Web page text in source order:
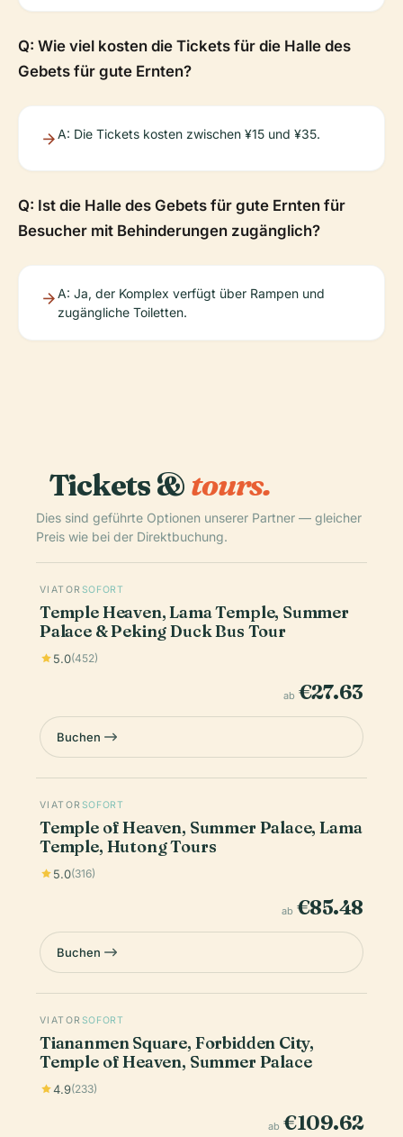
Q: Wie viel kosten die Tickets für die Halle des
Gebets für gute Ernten?
A: Die Tickets kosten zwischen ¥15 und ¥35.
Q: Ist die Halle des Gebets für gute Ernten für
Besucher mit Behinderungen zugänglich?
A: Ja, der Komplex verfügt über Rampen und
zugängliche Toiletten.
Tickets &tours.
Dies sind geführte Optionen unserer Partner — gleicher
Preis wie bei der Direktbuchung.
VIATOR SOFORT
Temple Heaven, Lama Temple, Summer
Palace & Peking Duck Bus Tour
5.0(452)
ab €27.63
Buchen
VIATOR SOFORT
Temple of Heaven, Summer Palace, Lama
Temple, Hutong Tours
5.0(316)
ab €85.48
Buchen
VIATOR SOFORT
Tiananmen Square, Forbidden City,
Temple of Heaven, Summer Palace
4.9(233)
ab €109.62